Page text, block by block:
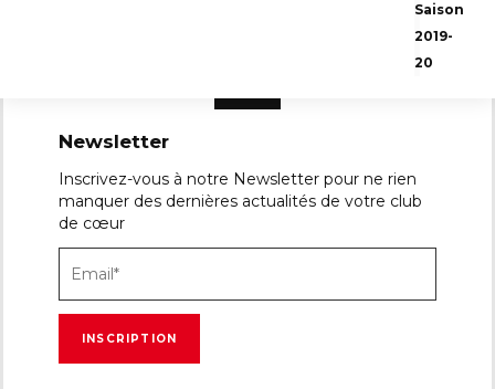
Saison
2019-
20
Newsletter
Inscrivez-vous à notre Newsletter pour ne rien
manquer des dernières actualités de votre club
de cœur